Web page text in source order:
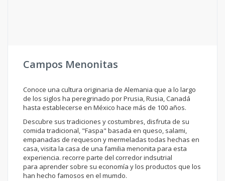
Campos Menonitas
Conoce una cultura originaria de Alemania que a lo largo
de los siglos ha peregrinado por Prusia, Rusia, Canadá
hasta establecerse en México hace más de 100 años.
Descubre sus tradiciones y costumbres, disfruta de su
comida tradicional, "Faspa" basada en queso, salami,
empanadas de requeson y mermeladas todas hechas en
casa, visita la casa de una familia menonita para esta
experiencia. recorre parte del corredor indsutrial
para aprender sobre su economía y los productos que los
han hecho famosos en el mumdo.